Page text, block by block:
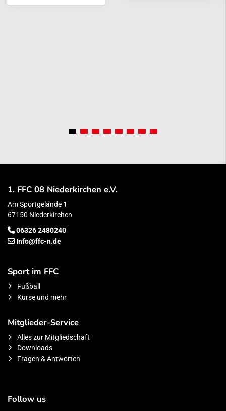
1. FFC 08 Niederkirchen e.V.
Am Sportgelände 1
67150 Niederkirchen
06326 2480240
Info@ffc-n.de
Sport im FFC
Fußball
Kurse und mehr
Mitglieder-Service
Alles zur Mitgliedschaft
Downloads
Fragen & Antworten
Follow us